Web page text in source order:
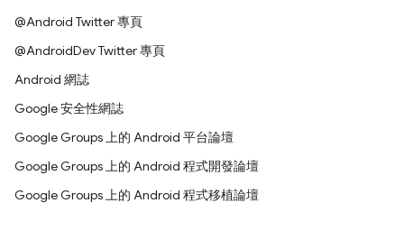
@Android Twitter 專頁
@AndroidDev Twitter 專頁
Android 網誌
Google 安全性網誌
Google Groups 上的 Android 平台論壇
Google Groups 上的 Android 程式開發論壇
Google Groups 上的 Android 程式移植論壇